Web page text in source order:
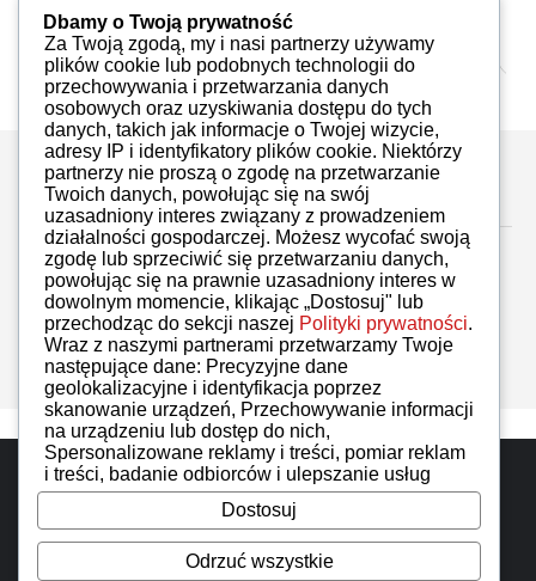
Inteligentna zmiana
Redakcja 13.08.2017
Zostaw komentarz
Brak komentarzy
Do góry
iAuto wszelkie prawa zastrzeżone. Designed by
IzerGroup
Dbamy o Twoją prywatność
Za Twoją zgodą, my i nasi partnerzy używamy
plików cookie lub podobnych technologii do
przechowywania i przetwarzania danych
osobowych oraz uzyskiwania dostępu do tych
danych, takich jak informacje o Twojej wizycie,
adresy IP i identyfikatory plików cookie. Niektórzy
partnerzy nie proszą o zgodę na przetwarzanie
Twoich danych, powołując się na swój
uzasadniony interes związany z prowadzeniem
działalności gospodarczej. Możesz wycofać swoją
zgodę lub sprzeciwić się przetwarzaniu danych,
powołując się na prawnie uzasadniony interes w
dowolnym momencie, klikając „Dostosuj" lub
przechodząc do sekcji naszej Polityki prywatności.
Wraz z naszymi partnerami przetwarzamy Twoje
następujące dane: Precyzyjne dane
geolokalizacyjne i identyfikacja poprzez
skanowanie urządzeń, Przechowywanie informacji
na urządzeniu lub dostęp do nich,
Spersonalizowane reklamy i treści, pomiar reklam
i treści, badanie odbiorców i ulepszanie usług
Dostosuj
Odrzuć wszystkie